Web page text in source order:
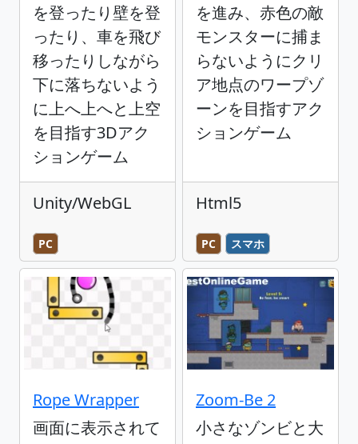
を登ったり壁を登
ったり、車を飛び
移ったりしながら
下に落ちないよう
に上へ上へと上空
を目指す3Dアク
ションゲーム
Unity/WebGL
PC
を進み、赤色の敵
モンスターに捕ま
らないようにクリ
ア地点のワープゾ
ーンを目指すアク
ションゲーム
Html5
PC スマホ
Rope Wrapper
画面に表示されて
Zoom-Be 2
小さなゾンビと大